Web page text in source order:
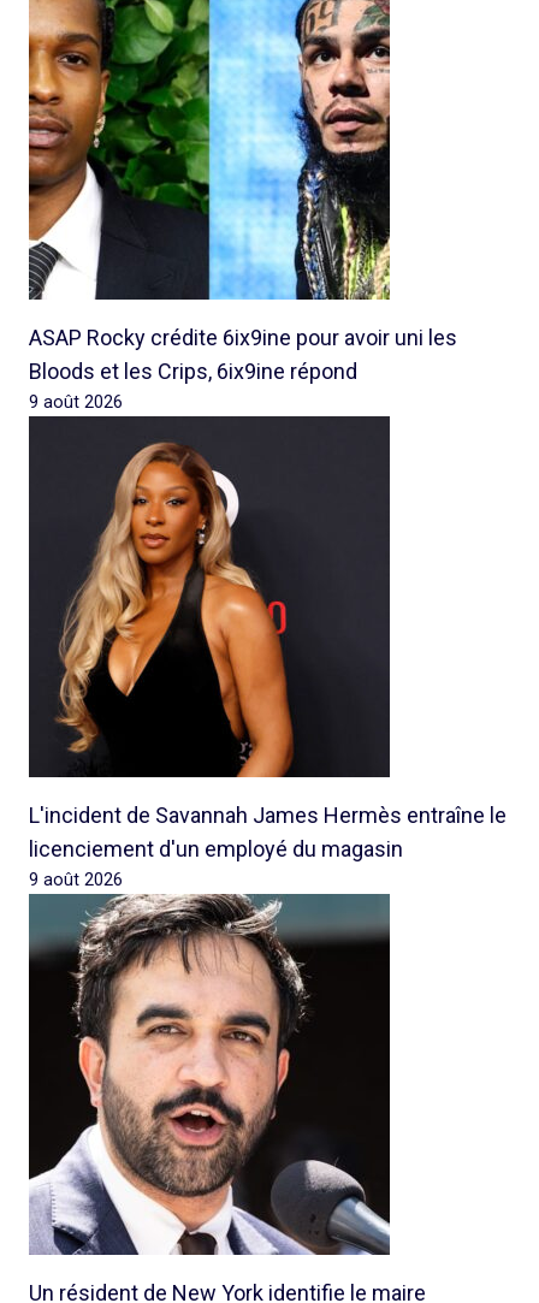
ASAP Rocky crédite 6ix9ine pour avoir uni les
Bloods et les Crips, 6ix9ine répond
9 août 2026
L'incident de Savannah James Hermès entraîne le
licenciement d'un employé du magasin
9 août 2026
Un résident de New York identifie le maire